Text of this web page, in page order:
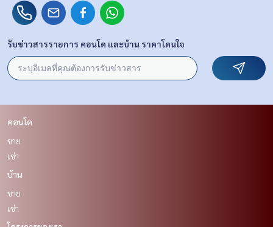
รับข่าวสารรายการ คอนโด และบ้าน ราคาโดนใจ
คอนโด
ขาย
เช่า
บ้าน
ขาย
เช่า